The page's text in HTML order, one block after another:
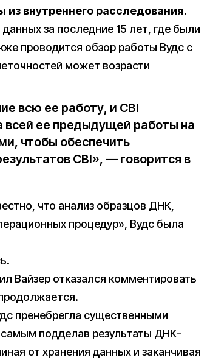
из внутреннего расследования.
за последние 15 лет, где были
проводится обзор работы Вудс с
может возрасти
всю ее работу, и CBI
всей ее предыдущей работы на
чтобы обеспечить
CBI», — говорится в
что анализ образцов ДНК,
процедур», Вудс была
Вайзер отказался комментировать
пренебрегла существенными
подделав результаты ДНК-
от хранения данных и заканчивая